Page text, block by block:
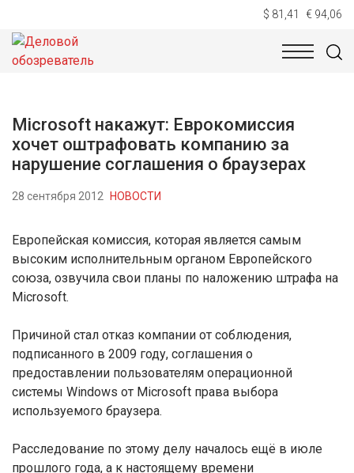
$ 81,41 € 94,06
НОВОСТИ
Microsoft накажут: Еврокомиссия
хочет оштрафовать компанию за
нарушение соглашения о браузерах
28 сентября 2012 НОВОСТИ
Европейская комиссия, которая является самым
высоким исполнительным органом Европейского
союза, озвучила свои планы по наложению штрафа на
Microsoft.
Причиной стал отказ компании от соблюдения,
подписанного в 2009 году, соглашения о
предоставлении пользователям операционной
системы Windows от Microsoft права выбора
используемого браузера.
Расследование по этому делу началось ещё в июле
прошлого года, а к настоящему времени